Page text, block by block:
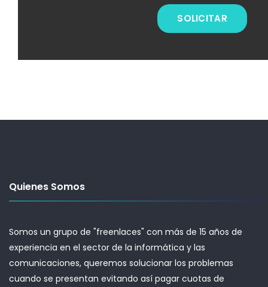
SOLICITAR
Quienes Somos
Somos un grupo de "freenlaces" con más de 15 años de
experiencia en el sector de la informática y las
comunicaciones, queremos solucionar los problemas
cuando se presentan evitando así pagar cuotas de